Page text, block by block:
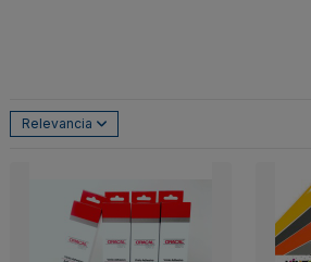
Relevancia